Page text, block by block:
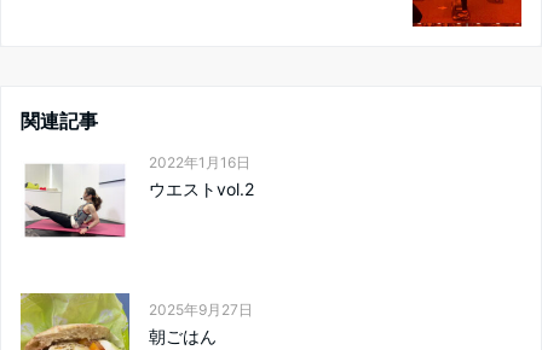
関連記事
2022年1月16日
ウエストvol.2
2025年9月27日
朝ごはん